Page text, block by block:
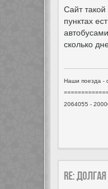
Сайт
пунктах
сколько
Наши поезда -
2064055 -
Re: